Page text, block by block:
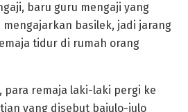
baru guru mengaji yang
mengajarkan basilek, jadi jarang
tidur di rumah orang
para remaja laki-laki pergi ke
yang disebut bajulo-julo